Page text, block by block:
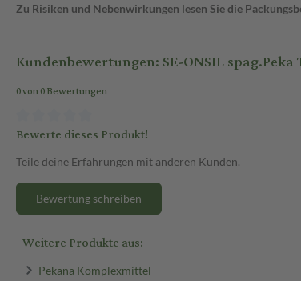
Zu Risiken und Nebenwirkungen lesen Sie die
Kundenbewertungen: SE-ONSIL
0 von 0 Bewertungen
Bewerte dieses Produkt!
Teile deine Erfahrungen mit anderen Kunden.
Bewertung schreiben
Weitere Produkte aus:
Pekana Komplexmittel